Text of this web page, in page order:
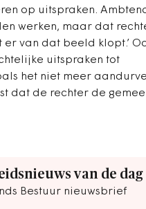
op uitspraken.
werken, maar dat
van dat beeld klopt.’
uitspraken tot
het niet meer
dat de rechter de
van de dag
Bestuur nieuwsbrief